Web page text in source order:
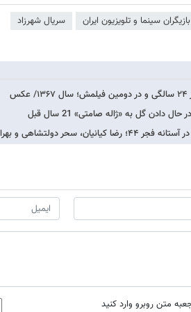
بازیگران سینما و تلویزیون ایران سریال شهرزاد
دادن گل به «ژاله صامتی» 21 سال قبل
سحر دولتشاهی و بهرام رادان در کنار هم
متن روبرو وارد کنید